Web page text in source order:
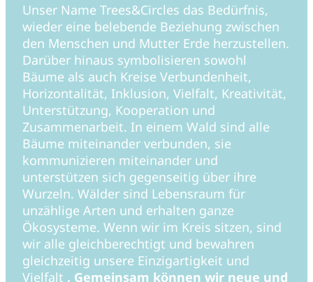
Unser Name Trees&Circles das Bedürfnis,
wieder eine belebende Beziehung zwischen
den Menschen und Mutter Erde herzustellen.
Darüber hinaus symbolisieren sowohl
Bäume als auch Kreise Verbundenheit,
Horizontalität, Inklusion, Vielfalt, Kreativität,
Unterstützung, Kooperation und
Zusammenarbeit. In einem Wald sind alle
Bäume miteinander verbunden, sie
kommunizieren miteinander und
unterstützen sich gegenseitig über ihre
Wurzeln. Wälder sind Lebensraum für
unzählige Arten und erhalten ganze
Ökosysteme. Wenn wir im Kreis sitzen, sind
wir alle gleichberechtigt und bewahren
gleichzeitig unsere Einzigartigkeit und
Vielfalt . Gemeinsam können wir neue und